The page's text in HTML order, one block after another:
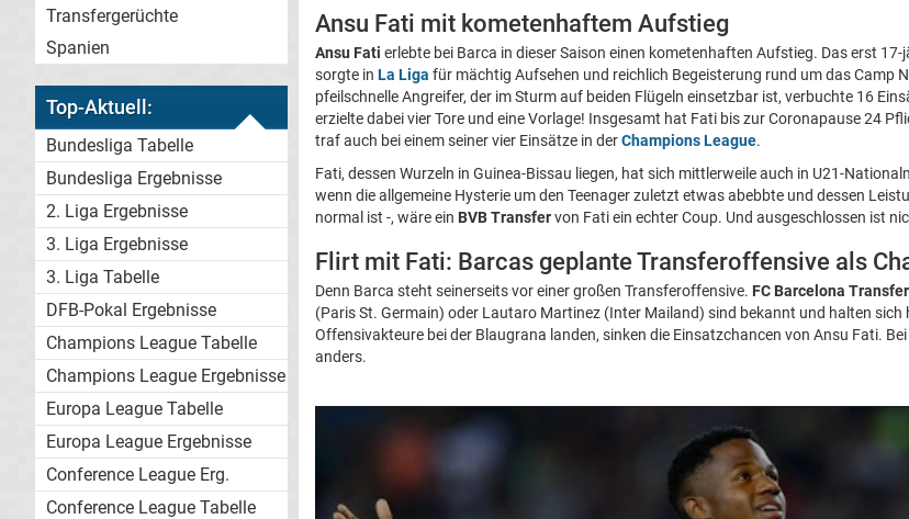
Transfergerüchte
Spanien
Top-Aktuell:
Bundesliga Tabelle
Bundesliga Ergebnisse
2. Liga Ergebnisse
3. Liga Ergebnisse
3. Liga Tabelle
DFB-Pokal Ergebnisse
Champions League Tabelle
Champions League Ergebnisse
Europa League Tabelle
Europa League Ergebnisse
Conference League Erg.
Conference League Tabelle
Ansu Fati mit kometenhaftem Aufstieg
Ansu Fati erlebte bei Barca in dieser Saison einen kometenhaften Aufstieg. Das erst
sorgte in La Liga für mächtig Aufsehen und reichlich Begeisterung rund um das Camp
pfeilschnelle Angreifer, der im Sturm auf beiden Flügeln einsetzbar ist, verbuchte 16
erzielte dabei vier Tore und eine Vorlage! Insgesamt hat Fati bis zur Coronapause 24
traf auch bei einem seiner vier Einsätze in derChampions League.
Fati, dessen Wurzeln in Guinea-Bissau liegen, hat sich mittlerweile auch in U21-
wenn die allgemeine Hysterie um den Teenager zuletzt etwas abebbte und dessen
normal ist -, wäre ein BVB Transfervon Fati ein echter Coup. Und ausgeschlossen ist
Flirt mit Fati: Barcas geplante Transferoffensive als
Denn Barca steht seinerseits vor einer großen Transferoffensive. FC Barcelona
(Paris St. Germain) oder Lautaro Martinez (Inter Mailand) sind bekannt und halten sich
Offensivakteure bei der Blaugrana landen, sinken die Einsatzchancen von Ansu Fati.
anders.